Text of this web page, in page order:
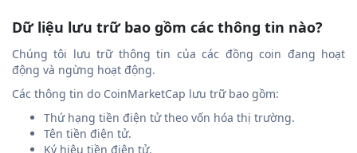
Dữ liệu lưu trữ bao gồm các thông tin nào?
Chúng tôi lưu trữ thông tin của các đồng coin đang hoạt
động và ngừng hoạt động.
Các thông tin do CoinMarketCap lưu trữ bao gồm:
Thứ hạng tiền điện tử theo vốn hóa thị trường.
Tên tiền điện tử.
Ký hiệu tiền điện tử.